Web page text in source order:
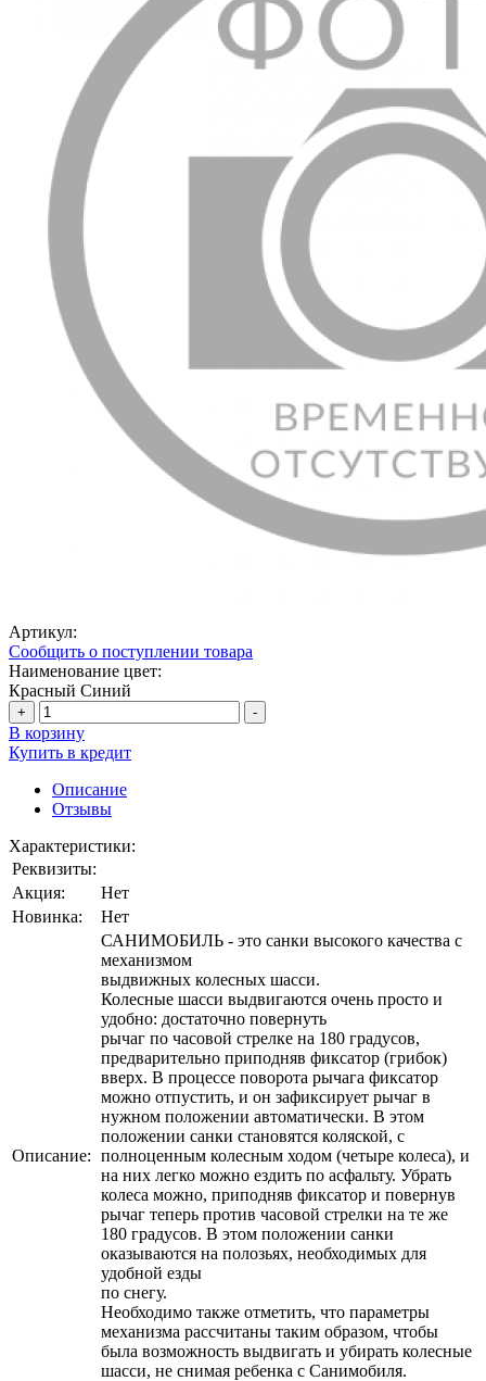
Артикул:
Сообщить о поступлении товара
Наименование цвет:
Красный Синий
+ -
В корзину
Купить в кредит
Описание
Отзывы
Характеристики:
Реквизиты:
Акция:
Нет
Новинка:
Нет
Описание:
САНИМОБИЛЬ - это санки высокого качества с
механизмом
выдвижных колесных шасси.
Колесные шасси выдвигаются очень просто и
удобно: достаточно повернуть
рычаг по часовой стрелке на 180 градусов,
предварительно приподняв фиксатор (грибок)
вверх. В процессе поворота рычага фиксатор
можно отпустить, и он зафиксирует рычаг в
нужном положении автоматически. В этом
положении санки становятся коляской, с
полноценным колесным ходом (четыре колеса), и
на них легко можно ездить по асфальту. Убрать
колеса можно, приподняв фиксатор и повернув
рычаг теперь против часовой стрелки на те же
180 градусов. В этом положении санки
оказываются на полозьях, необходимых для
удобной езды
по снегу.
Необходимо также отметить, что параметры
механизма рассчитаны таким образом, чтобы
была возможность выдвигать и убирать колесные
шасси, не снимая ребенка с Санимобиля.